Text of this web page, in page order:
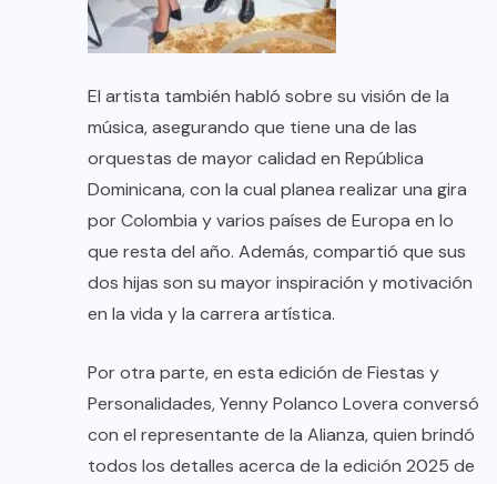
El artista también habló sobre su visión de la
música, asegurando que tiene una de las
orquestas de mayor calidad en República
Dominicana, con la cual planea realizar una gira
por Colombia y varios países de Europa en lo
que resta del año. Además, compartió que sus
dos hijas son su mayor inspiración y motivación
en la vida y la carrera artística.
Por otra parte, en esta edición de Fiestas y
Personalidades, Yenny Polanco Lovera conversó
con el representante de la Alianza, quien brindó
todos los detalles acerca de la edición 2025 de